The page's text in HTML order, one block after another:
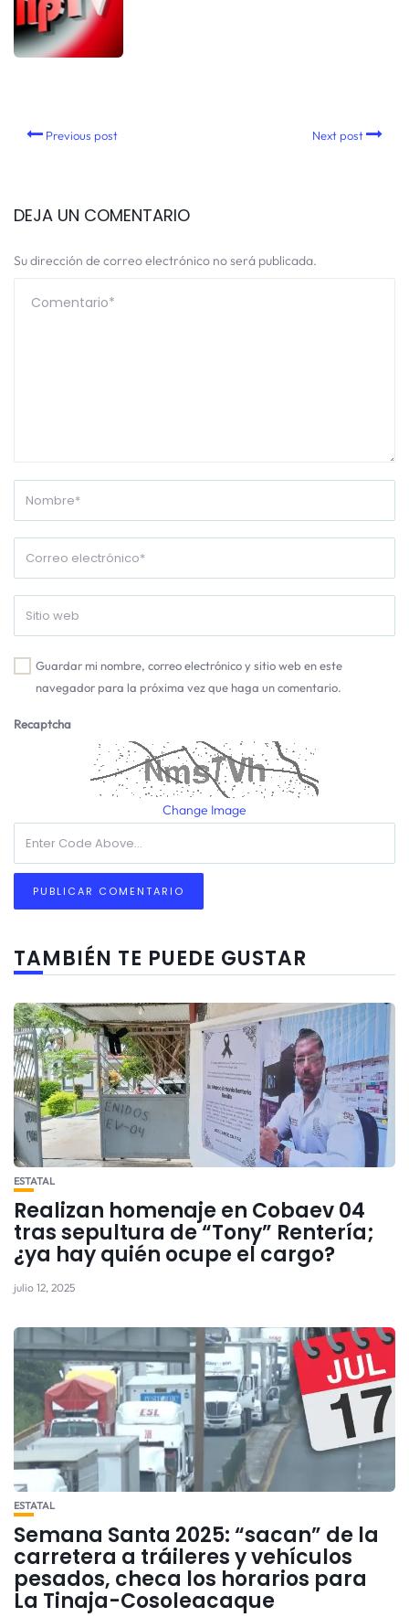
Previous post Next post
DEJA UN COMENTARIO
Su dirección de correo electrónico no será publicada.
Guardar mi nombre, correo electrónico y sitio web en este
navegador para la próxima vez que haga un comentario.
Recaptcha
Change Image
TAMBIÉN TE PUEDE GUSTAR
ESTATAL
Realizan homenaje en Cobaev 04
tras sepultura de “Tony” Rentería;
¿ya hay quién ocupe el cargo?
julio 12, 2025
ESTATAL
Semana Santa 2025: “sacan” de la
carretera a tráileres y vehículos
pesados, checa los horarios para
La Tinaja-Cosoleacaque